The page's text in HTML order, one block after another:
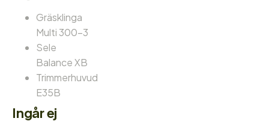
Gräsklinga
Multi 300-3
Sele
Balance XB
Trimmerhuvud
E35B
Ingår ej